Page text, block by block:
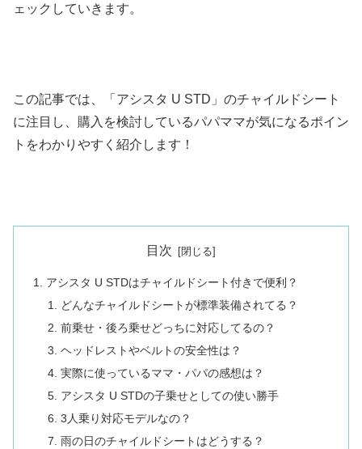
ェックしていきます。
この記事では、「アシスタ U STD」のチャイルドシート
に注目し、購入を検討しているパパママが気になるポイン
トをわかりやすく紹介します！
目次
アシスタ U STDはチャイルドシート付きで便利？
どんなチャイルドシートが標準装備されてる？
前乗せ・後ろ乗せどっちに対応してるの？
ヘッドレストやベルトの安全性は？
実際に使っているママ・パパの感想は？
アシスタ U STDの子乗せとしての使い勝手
3人乗り対応モデルなの？
雨の日のチャイルドシートはどうする？